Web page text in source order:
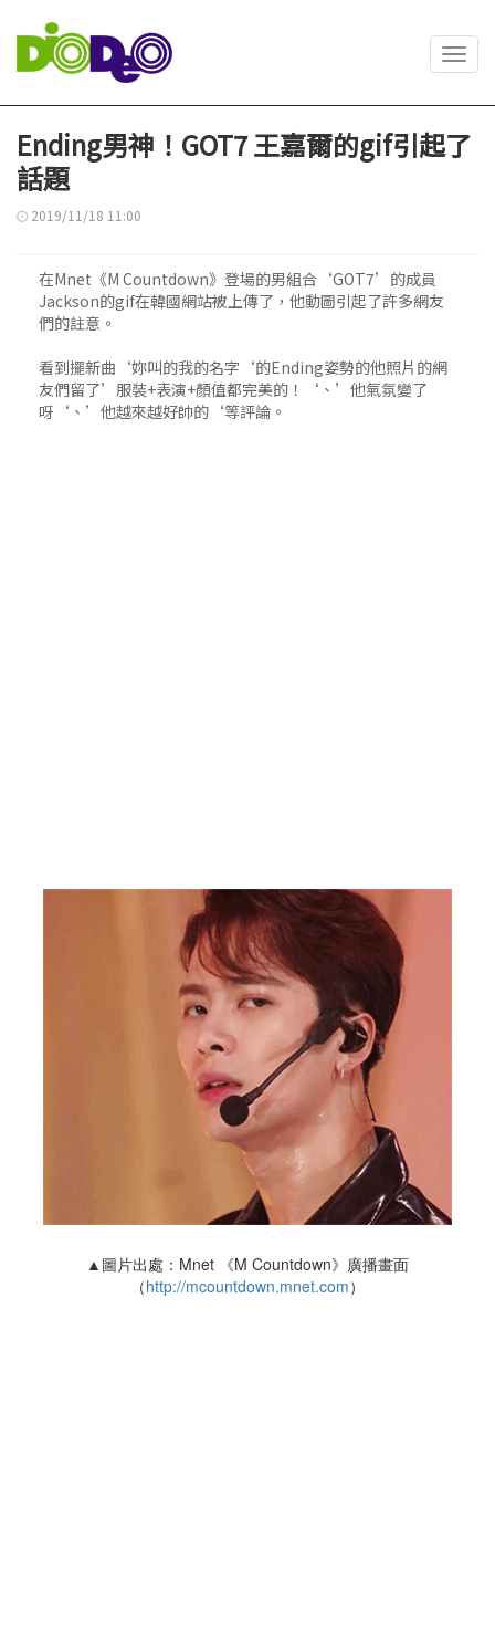
Ending男神！GOT7 王嘉爾的gif引起了
話題
2019/11/18 11:00
在Mnet《M Countdown》登場的男組合‘GOT7’的成員
Jackson的gif在韓國網站被上傳了，他動圖引起了許多網友
們的註意。
看到擺新曲‘妳叫的我的名字‘的Ending姿勢的他照片的網
友們留了’服裝+表演+顏值都完美的！‘、’他氣氛變了
呀‘、’他越來越好帥的‘等評論。
▲圖片出處：Mnet 《M Countdown》廣播畫面
（http://mcountdown.mnet.com）